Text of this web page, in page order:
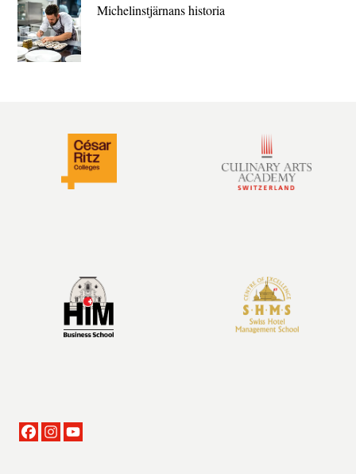
Michelin­stjärnans historia